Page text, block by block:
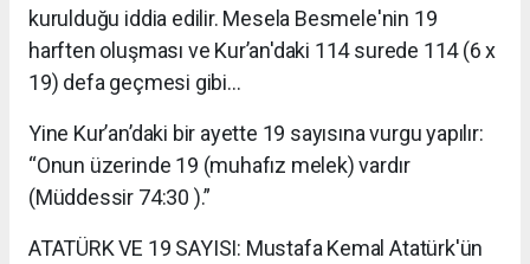
kurulduğu iddia edilir. Mesela Besmele'nin 19
harften oluşması ve Kur’an'daki 114 surede 114 (6 x
19) defa geçmesi gibi…
Yine Kur’an’daki bir ayette 19 sayısına vurgu yapılır:
“Onun üzerinde 19 (muhafız melek) vardır
(Müddessir 74:30 ).”
ATATÜRK VE 19 SAYISI: Mustafa Kemal Atatürk'ün